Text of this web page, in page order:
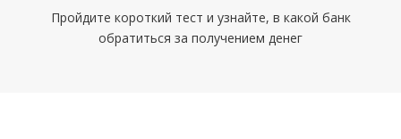
Получение:
Банковская карта
Банковский счет
Пройдите короткий тест и узнайте, в какой банк
обратиться за получением денег